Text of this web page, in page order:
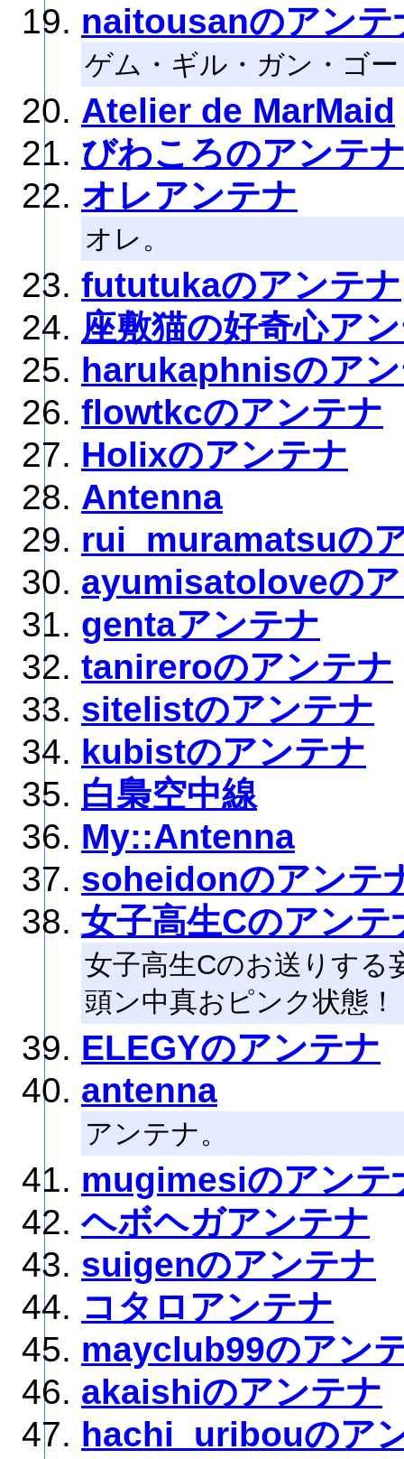
naitousanのアンテ
ゲム・ギル・ガン・ゴ
Atelier de MarMaid
びわころのアンテ
オレアンテナ
オレ。
fututukaのアンテナ
座敷猫の好奇心ア
harukaphnisのア
flowtkcのアンテナ
Holixのアンテナ
Antenna
rui_muramatsuの
ayumisatoloveの
gentaアンテナ
tanireroのアンテナ
sitelistのアンテナ
kubistのアンテナ
白梟空中線
My::Antenna
soheidonのアンテ
女子高生Cのアンテ
女子高生Cのお送りする
頭ン中真おピンク状態！
ELEGYのアンテナ
antenna
アンテナ。
mugimesiのアンテ
ヘボヘガアンテナ
suigenのアンテナ
コタロアンテナ
mayclub99のアン
akaishiのアンテナ
hachi_uribouのア